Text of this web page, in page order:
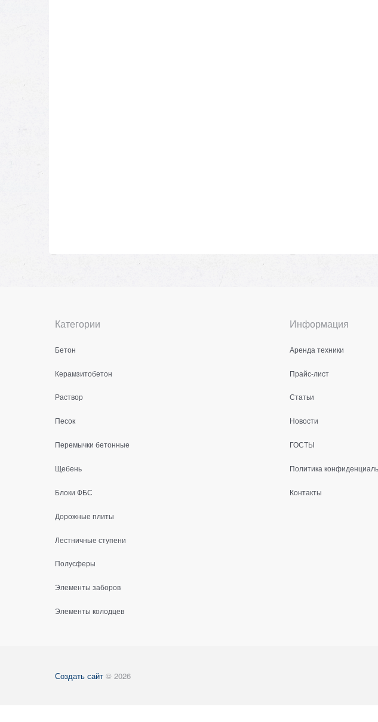
Категории
Бетон
Керамзитобетон
Раствор
Песок
Перемычки бетонные
Щебень
Блоки ФБС
Дорожные плиты
Лестничные ступени
Полусферы
Элементы заборов
Элементы колодцев
Информация
Аренда техники
Прайс-лист
Статьи
Новости
ГОСТЫ
Политика
Контакты
Создать сайт © 2026